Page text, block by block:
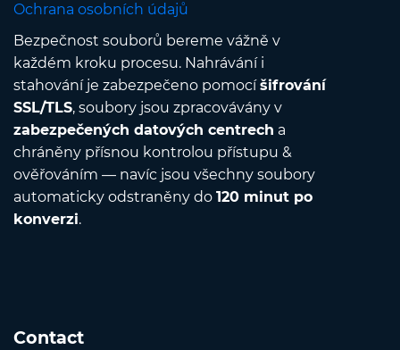
Ochrana osobních údajů
Bezpečnost souborů bereme vážně v
každém kroku procesu. Nahrávání i
stahování je zabezpečeno pomocíšifrování
SSL/TLS, soubory jsou zpracovávány v
zabezpečených datových centrech a
chráněny přísnou kontrolou přístupu &
ověřováním — navíc jsou všechny soubory
automaticky odstraněny do 120 minut po
konverzi.
Contact